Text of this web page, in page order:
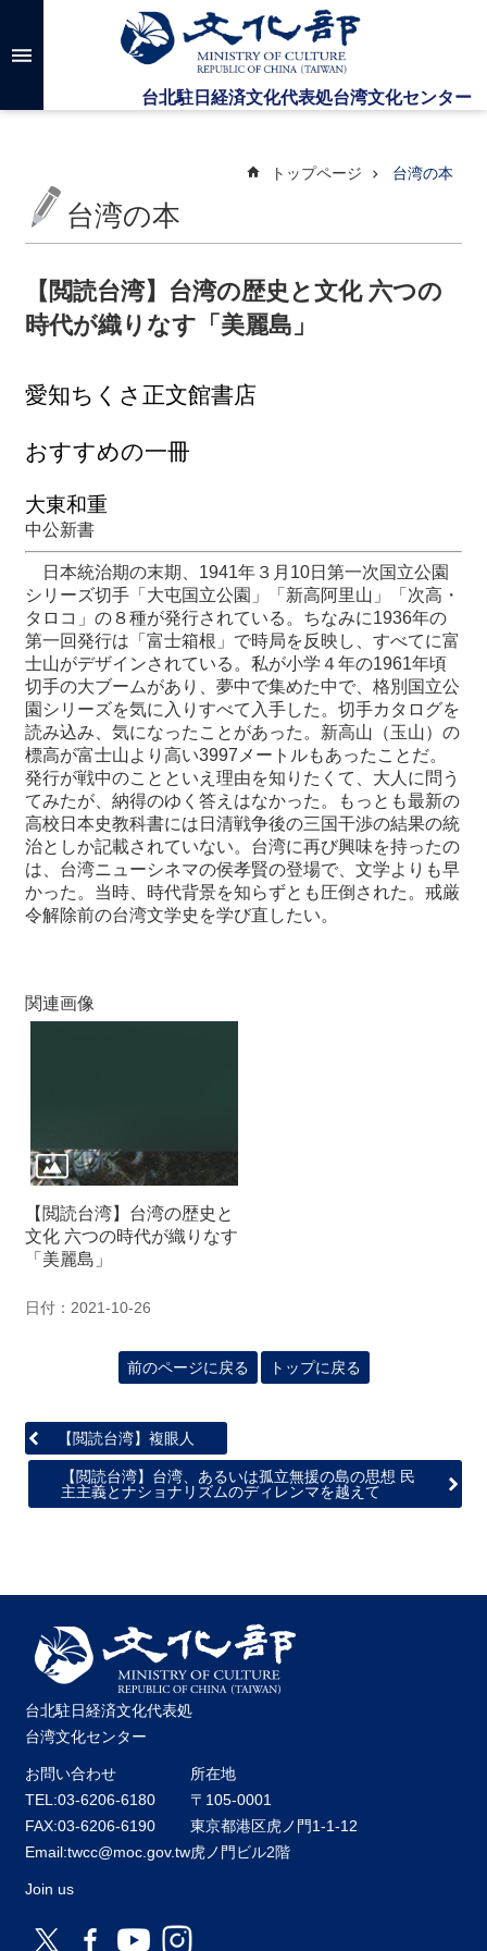
メインのコンテンツブロックにジャンプします
高
検
台
セ
ー
い
最
情
報
と
申
込
過
去
行
事
台
湾
の
本
連
ー
ム
サ
マ
ッ
トップページ 台湾の本
台湾の本
【閲読台湾】台湾の歴史と文化 六つの
時代が織りなす「美麗島」
愛知ちくさ正文館書店
おすすめの一冊
大東和重
中公新書
日本統治期の末期、1941年３月10日第一次国立公園
シリーズ切手「大屯国立公園」「新高阿里山」「次高・
タロコ」の８種が発行されている。ちなみに1936年の
第一回発行は「富士箱根」で時局を反映し、すべてに富
士山がデザインされている。私が小学４年の1961年頃
切手の大ブームがあり、夢中で集めた中で、格別国立公
園シリーズを気に入りすべて入手した。切手カタログを
読み込み、気になったことがあった。新高山（玉山）の
標高が富士山より高い3997メートルもあったことだ。
発行が戦中のことといえ理由を知りたくて、大人に問う
てみたが、納得のゆく答えはなかった。もっとも最新の
高校日本史教科書には日清戦争後の三国干渉の結果の統
治としか記載されていない。台湾に再び興味を持ったの
は、台湾ニューシネマの侯孝賢の登場で、文学よりも早
かった。当時、時代背景を知らずとも圧倒された。戒厳
令解除前の台湾文学史を学び直したい。
関連画像
【閲読台湾】台湾の歴史と
文化 六つの時代が織りなす
「美麗島」
日付：2021-10-26
前のページに戻る トップに戻る
【閲読台湾】複眼人
【閲読台湾】台湾、あるいは孤立無援の島の思想 民
主主義とナショナリズムのディレンマを越えて
台北駐日経済文化代表処
台湾文化センター
お問い合わせ
TEL:03-6206-6180
FAX:03-6206-6190
Email:twcc@moc.gov.tw
所在地
〒105-0001
東京都港区虎ノ門1-1-12
虎ノ門ビル2階
Join us